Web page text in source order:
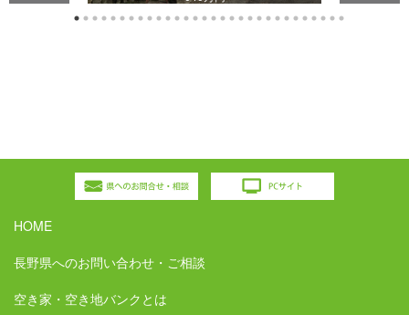
HOME
長野県へのお問い合わせ・ご相談
空き家・空き地バンクとは